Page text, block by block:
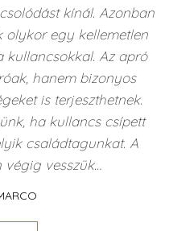
kínál. Azonban
olykor egy kellemetlen
kullancsokkal. Az apró
hanem bizonyos
is terjeszthetnek.
ha kullancs csípett
családtagunkat. A
végig vesszük…